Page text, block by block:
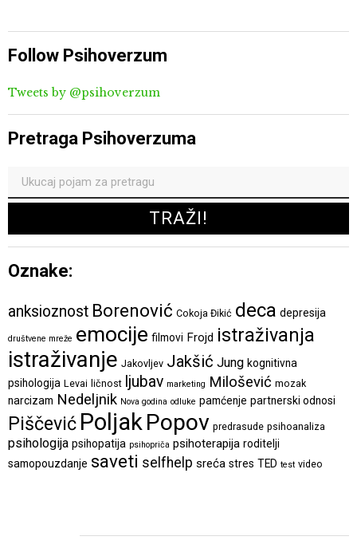
Follow Psihoverzum
Tweets by @psihoverzum
Pretraga Psihoverzuma
Oznake:
anksioznost Borenović Cokoja Đikić deca depresija
društvene mreže emocije filmovi Frojd istraživanja
istraživanje Jakovljev Jakšić Jung kognitivna
psihologija Levai ličnost ljubav marketing Milošević mozak
narcizam Nedeljnik Nova godina odluke pamćenje partnerski odnosi
Piščević PoljakPopov predrasude psihoanaliza
psihologija psihopatija psihopriča psihoterapija roditelji
samopouzdanje saveti selfhelp sreća stres TED test video